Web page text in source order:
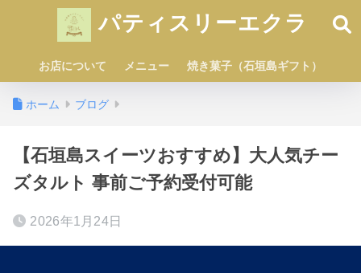
パティスリーエクラ
お店について メニュー 焼き菓子（石垣島ギフト）
ホーム ブログ
【石垣島スイーツおすすめ】大人気チー
ズタルト 事前ご予約受付可能
2026年1月24日